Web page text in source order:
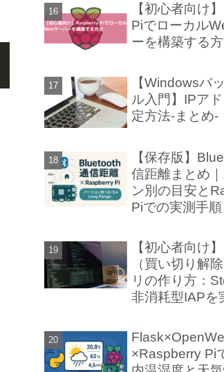
【初心者向け
Piでローカル
ーを構築する
【Windowsバ
ル入門】IPア
定方法-まとめ-
【保存版】
信距離まとめ
ン別の目安と
Piでの実測手順
【初心者向け
（買い切り解
リの作り方：
非消耗型IAP
×Raspberry Pi